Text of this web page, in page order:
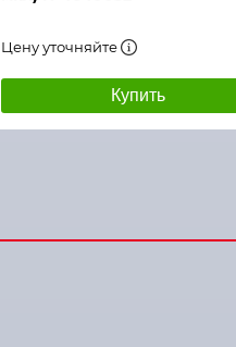
Цену уточняйте
Купить